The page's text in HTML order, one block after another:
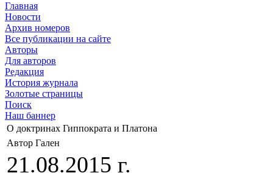
Главная
Новости
Архив номеров
Все публикации на сайте
Авторы
Для авторов
Редакция
История журнала
Золотые страницы
Поиск
Наш баннер
О доктринах Гиппократа и Платона
Автор Гален
21.08.2015 г.